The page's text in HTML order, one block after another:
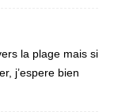
la plage mais si
j’espere bien